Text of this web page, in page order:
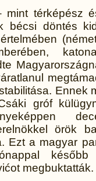
mint térképész
bécsi döntés
Ennek
gróf
örök
Ezt a magyar
később
megbuktatták.